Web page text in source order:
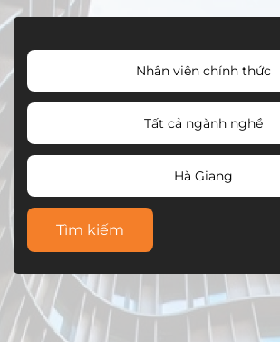
Nhân viên chính thức
Tất cả ngành nghề
Hà Giang
Tìm kiếm